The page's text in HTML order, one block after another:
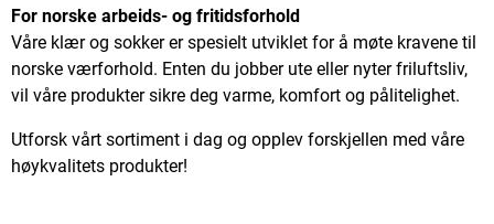
For norske arbeids- og fritidsforhold
Våre klær og sokker er spesielt utviklet for å møte kravene til
norske værforhold. Enten du jobber ute eller nyter friluftsliv,
vil våre produkter sikre deg varme, komfort og pålitelighet.
Utforsk vårt sortiment i dag og opplev forskjellen med våre
høykvalitets produkter!